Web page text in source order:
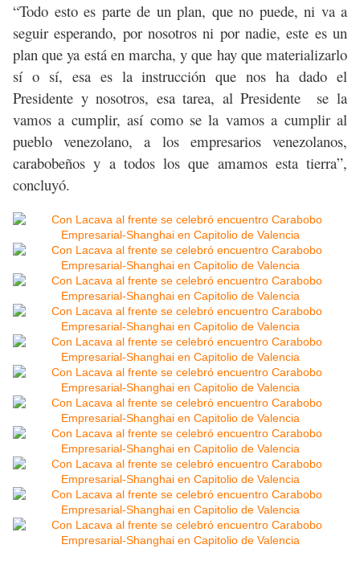
“Todo esto es parte de un plan, que no puede, ni va a
seguir esperando, por nosotros ni por nadie, este es un
plan que ya está en marcha, y que hay que materializarlo
sí o sí, esa es la instrucción que nos ha dado el
Presidente y nosotros, esa tarea, al Presidente se la
vamos a cumplir, así como se la vamos a cumplir al
pueblo venezolano, a los empresarios venezolanos,
carabobeños y a todos los que amamos esta tierra”,
concluyó.